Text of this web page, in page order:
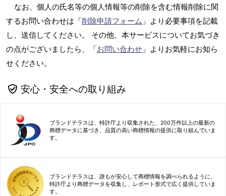
なお、個人の氏名等の個人情報等の削除を含む情報削除に関
するお問い合わせは「削除申請フォーム 」より必要事項を記載
し、送信してください。 その他、本サービスについてお気づき
の点がございましたら、「お問い合わせ 」よりお気軽にお知ら
せください。
安心・安全への取り組み
ブランドテラスは、特許庁より収集された、200万件以上の最新の
商標データに基づき、品質の高い商標情報の提供に取り組んでいま
す。
ブランドテラスは、誰もが安心して商標情報を調べられるように、
特許庁より商標データを収集し、レポート形式で広く提供していま
す。